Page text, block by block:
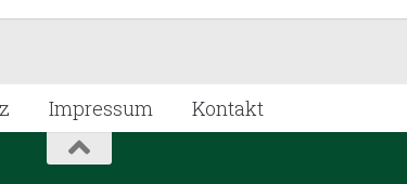
Impressum Kontakt